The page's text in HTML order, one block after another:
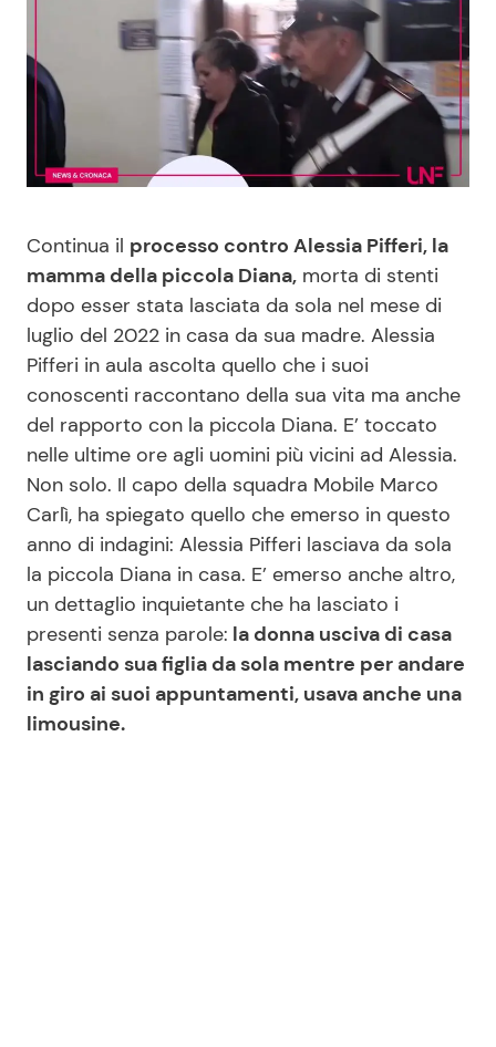
News Spettacolo
Benessere
Casa
Moda e Style
Mondo Mamma
News benessere
Salute
Viaggi e Turismo
Festività
Cucina e Ricette
Consigli di Cucina
Dolci
Le Ricette in TV
Primi Piatti
Ricette Facili e Veloci
Ricette Feste
Ricette per Bambini
Seguici
Continua il processo contro Alessia Pifferi, la
mamma della piccola Diana, morta di stenti
dopo esser stata lasciata da sola nel mese di
luglio del 2022 in casa da sua madre. Alessia
Pifferi in aula ascolta quello che i suoi
conoscenti raccontano della sua vita ma anche
del rapporto con la piccola Diana. E’ toccato
nelle ultime ore agli uomini più vicini ad Alessia.
Non solo. Il capo della squadra Mobile Marco
Carlì, ha spiegato quello che emerso in questo
anno di indagini: Alessia Pifferi lasciava da sola
la piccola Diana in casa. E’ emerso anche altro,
un dettaglio inquietante che ha lasciato i
presenti senza parole: la donna usciva di casa
lasciando sua figlia da sola mentre per andare
in giro ai suoi appuntamenti, usava anche una
limousine.